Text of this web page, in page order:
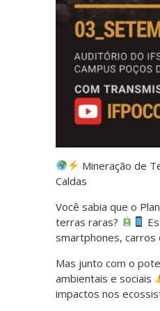
Mineração de
Caldas
Você sabia que o
terras raras?
smartphones, carros
Mas junto com o
ambientais e sociais
impactos nos